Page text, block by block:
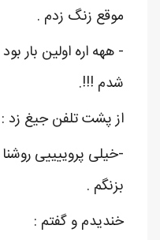
موقع زنگ زدم .
- ههه اره اولین بار
شدم !!!.
از پشت تلفن جیغ زد :
-خیلی پروییییی
بزنگم .
خندیدم و گفتم :